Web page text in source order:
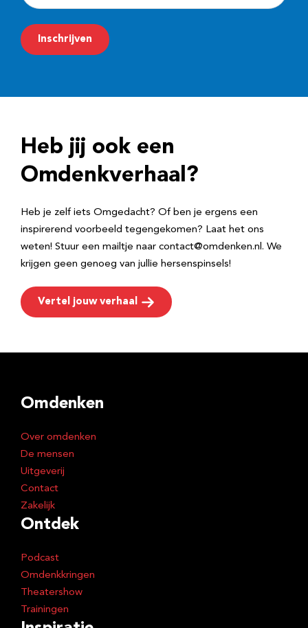
m
a
r
e
Inschrijven
Heb jij ook een
Omdenkverhaal?
Heb je zelf iets Omgedacht? Of ben je ergens een
inspirerend voorbeeld tegengekomen? Laat het ons
weten! Stuur een mailtje naar contact@omdenken.nl. We
krijgen geen genoeg van jullie hersenspinsels!
Vertel jouw verhaal
Omdenken
Over omdenken
De mensen
Uitgeverij
Contact
Zakelijk
Ontdek
Podcast
Omdenkkringen
Theatershow
Trainingen